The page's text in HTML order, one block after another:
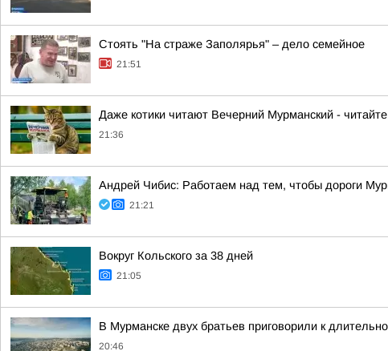
Стоять "На страже Заполярья" – дело семейное
21:51
Даже котики читают Вечерний Мурманский -
21:36
Андрей Чибис: Работаем над тем, чтобы дороги
21:21
Вокруг Кольского за 38 дней
21:05
В Мурманске двух братьев приговорили к
20:46